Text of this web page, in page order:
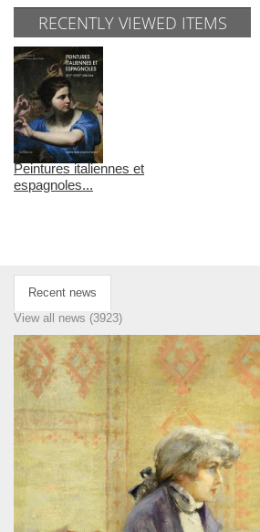
RECENTLY VIEWED ITEMS
Peintures italiennes et
espagnoles...
Recent news
View all news (3923)